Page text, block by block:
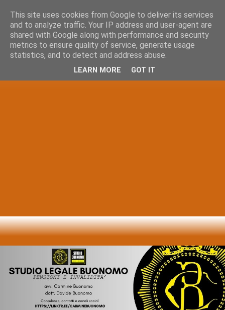
This site uses cookies from Google to deliver its services
and to analyze traffic. Your IP address and user-agent are
shared with Google along with performance and security
metrics to ensure quality of service, generate usage
statistics, and to detect and address abuse.
LEARN MORE GOT IT